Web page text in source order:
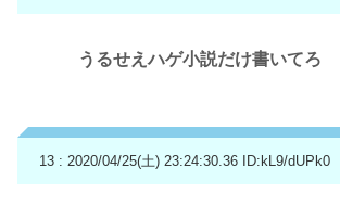
うるせえハゲ小説だけ書いてろ
13 : 2020/04/25(土) 23:24:30.36 ID:kL9/dUPk0